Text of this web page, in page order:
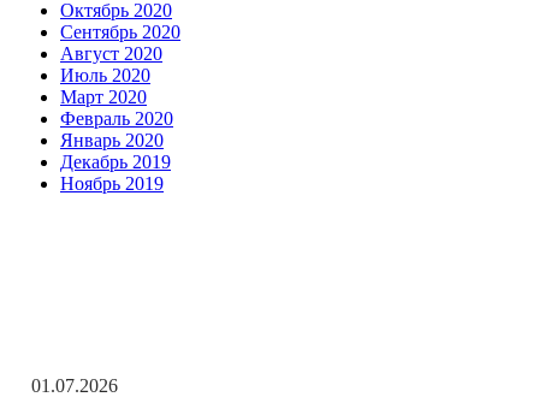
Октябрь 2020
Сентябрь 2020
Август 2020
Июль 2020
Март 2020
Февраль 2020
Январь 2020
Декабрь 2019
Ноябрь 2019
01.07.2026